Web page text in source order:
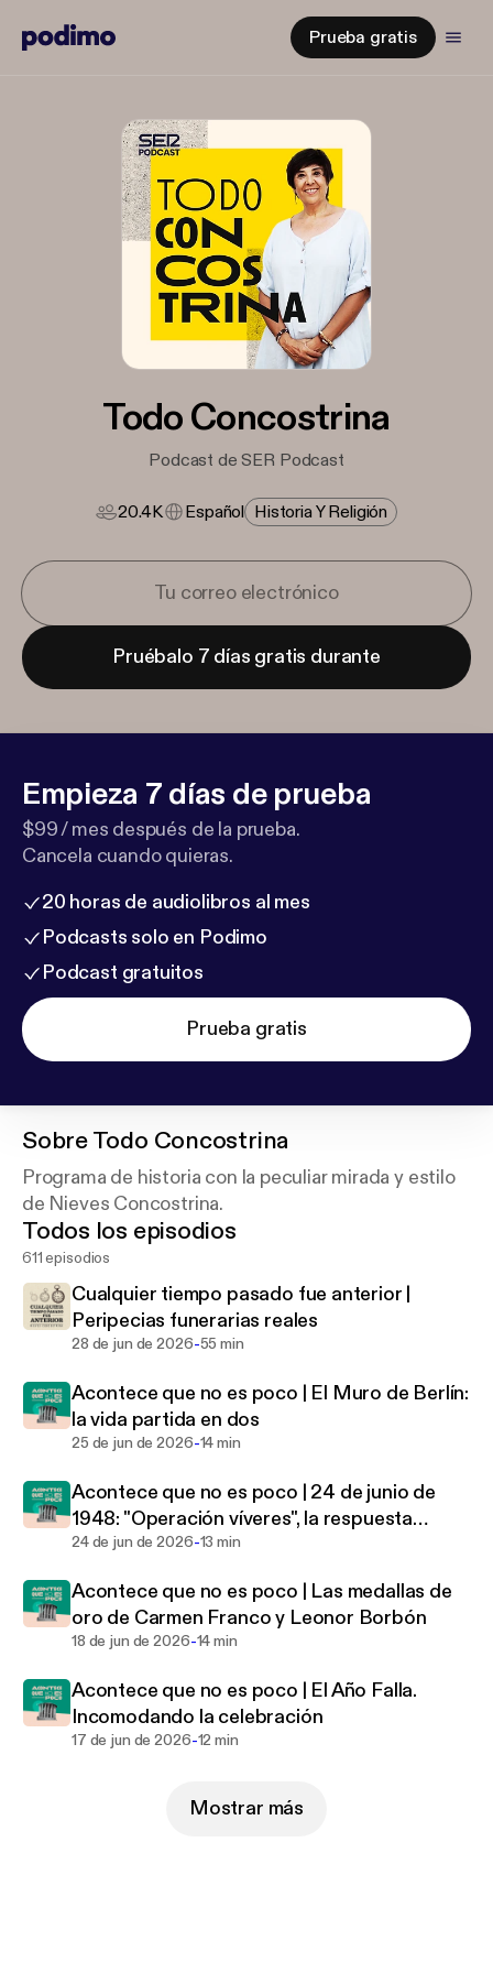
Prueba gratis
Todo Concostrina
Podcast de SER Podcast
20.4K Español Historia Y Religión
Pruébalo 7 días gratis durante
Empieza 7 días de prueba
$99 / mes después de la prueba.
Cancela cuando quieras.
20 horas de audiolibros al mes
Podcasts solo en Podimo
Podcast gratuitos
Prueba gratis
SobreTodo Concostrina
Programa de historia con la peculiar mirada y estilo
de Nieves Concostrina.
Todos los episodios
611 episodios
Cualquier tiempo pasado fue anterior |
Peripecias funerarias reales
28 de jun de 2026-55 min
Acontece que no es poco | El Muro de Berlín:
la vida partida en dos
25 de jun de 2026-14 min
Acontece que no es poco | 24 de junio de
1948: "Operación víveres", la respuesta
humanitaria al bloqueo de Berlín
24 de jun de 2026-13 min
Acontece que no es poco | Las medallas de
oro de Carmen Franco y Leonor Borbón
18 de jun de 2026-14 min
Acontece que no es poco | El Año Falla.
Incomodando la celebración
17 de jun de 2026-12 min
Mostrar más